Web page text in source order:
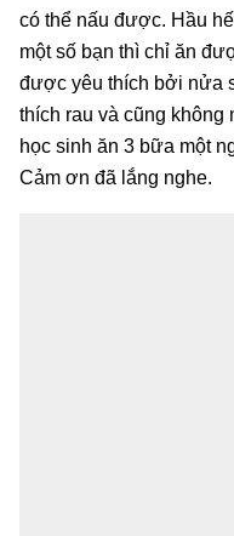
có thể nấu được. Hầu
một số bạn thì chỉ ăn
được yêu thích bởi nửa
thích rau và cũng không
học sinh ăn 3 bữa một
Cảm ơn đã lắng nghe.